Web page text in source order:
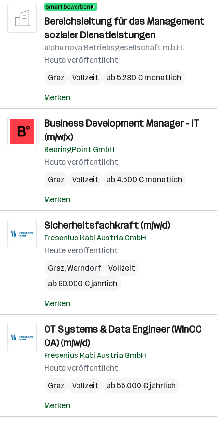
Bereichsleitung für das Management
sozialer Dienstleistungen
alpha nova Betriebsgesellschaft m.b.H.
Heute veröffentlicht
Graz
Vollzeit ab 5.230 € monatlich
Merken
Business Development Manager - IT
(m/w/x)
BearingPoint GmbH
Heute veröffentlicht
Graz
Vollzeit ab 4.500 € monatlich
Merken
Sicherheitsfachkraft (m/w/d)
Fresenius Kabi Austria GmbH
Heute veröffentlicht
Graz,Werndorf
Vollzeit
ab 60.000 € jährlich
Merken
OT Systems & Data Engineer (WinCC
OA) (m/w/d)
Fresenius Kabi Austria GmbH
Heute veröffentlicht
Graz
Vollzeit ab 55.000 € jährlich
Merken